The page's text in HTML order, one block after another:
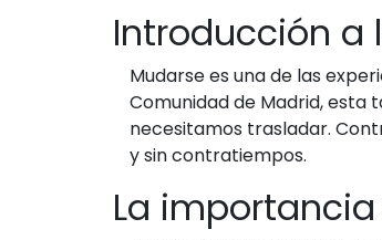
Introducción a
Mudarse es una de las
Comunidad de Madrid, esta
necesitamos trasladar.
y sin contratiempos.
La